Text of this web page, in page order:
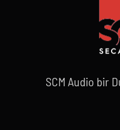
SCM Audio bir